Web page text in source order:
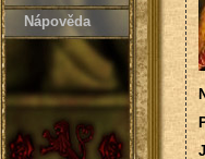
Nápověda